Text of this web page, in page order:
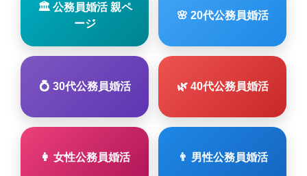
🏛 公務員婚活 親ペ
ージ
🌸 20代公務員婚活
💍 30代公務員婚活 🌿 40代公務員婚活
👩 女性公務員婚活 👨 男性公務員婚活